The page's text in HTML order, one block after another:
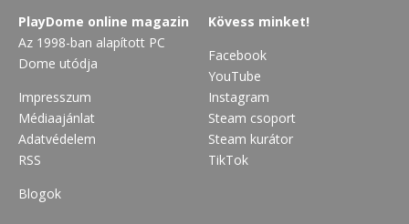
PlayDome online magazin
Az 1998-ban alapított PC
Dome utódja
Impresszum
Médiaajánlat
Adatvédelem
RSS
Blogok
Kövess minket!
Facebook
YouTube
Instagram
Steam csoport
Steam kurátor
TikTok